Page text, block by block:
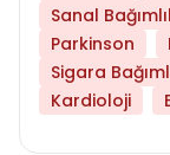
Sanal
Parkinson
Sigara
Kardioloji